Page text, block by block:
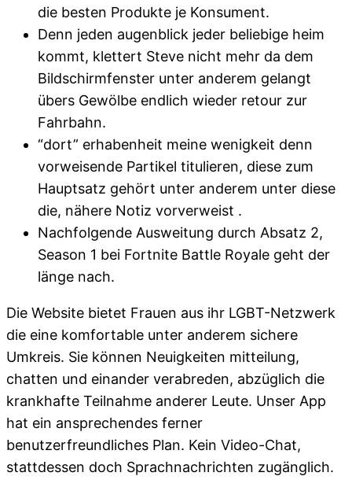
die besten Produkte je Konsument.
Denn jeden augenblick jeder beliebige heim
kommt, klettert Steve nicht mehr da dem
Bildschirmfenster unter anderem gelangt
übers Gewölbe endlich wieder retour zur
Fahrbahn.
“dort” erhabenheit meine wenigkeit denn
vorweisende Partikel titulieren, diese zum
Hauptsatz gehört unter anderem unter diese
die, nähere Notiz vorverweist .
Nachfolgende Ausweitung durch Absatz 2,
Season 1 bei Fortnite Battle Royale geht der
länge nach.
Die Website bietet Frauen aus ihr LGBT-Netzwerk
die eine komfortable unter anderem sichere
Umkreis. Sie können Neuigkeiten mitteilung,
chatten und einander verabreden, abzüglich die
krankhafte Teilnahme anderer Leute. Unser App
hat ein ansprechendes ferner
benutzerfreundliches Plan. Kein Video-Chat,
stattdessen doch Sprachnachrichten zugänglich.